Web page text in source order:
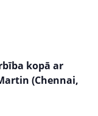
kopā ar
(Chennai,